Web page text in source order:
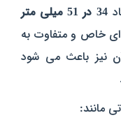
34 در 51 میلی‌ متر
ای خاص و متفاوت به
باعث می‌ شود
مانند: